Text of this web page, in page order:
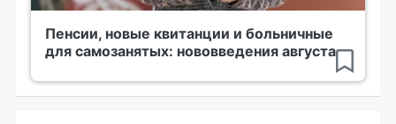
Пенсии, новые квитанции и больничные
для самозанятых: нововведения августа